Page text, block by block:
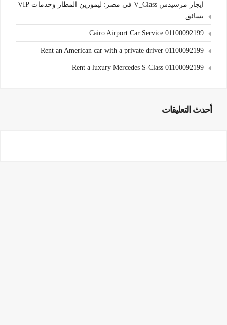
ايجار مرسيدس V_Class في مصر: ليموزين المطار وخدمات VIP
بسائق
Cairo Airport Car Service 01100092199
Rent an American car with a private driver 01100092199
Rent a luxury Mercedes S-Class 01100092199
أحدث التعليقات